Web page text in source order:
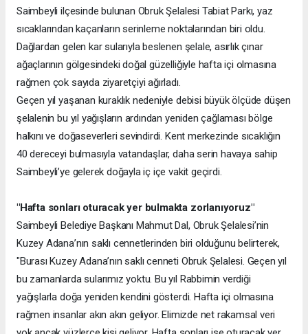
Saimbeyli ilçesinde bulunan Obruk Şelalesi Tabiat Parkı, yaz
sıcaklarından kaçanların serinleme noktalarından biri oldu.
Dağlardan gelen kar sularıyla beslenen şelale, asırlık çınar
ağaçlarının gölgesindeki doğal güzelliğiyle hafta içi olmasına
rağmen çok sayıda ziyaretçiyi ağırladı.
Geçen yıl yaşanan kuraklık nedeniyle debisi büyük ölçüde düşen
şelalenin bu yıl yağışların ardından yeniden çağlaması bölge
halkını ve doğaseverleri sevindirdi. Kent merkezinde sıcaklığın
40 dereceyi bulmasıyla vatandaşlar, daha serin havaya sahip
Saimbeyli’ye gelerek doğayla iç içe vakit geçirdi.
"Hafta sonları oturacak yer bulmakta zorlanıyoruz"
Saimbeyli Belediye Başkanı Mahmut Dal, Obruk Şelalesi’nin
Kuzey Adana’nın saklı cennetlerinden biri olduğunu belirterek,
"Burası Kuzey Adana’nın saklı cenneti Obruk Şelalesi. Geçen yıl
bu zamanlarda sularımız yoktu. Bu yıl Rabbimin verdiği
yağışlarla doğa yeniden kendini gösterdi. Hafta içi olmasına
rağmen insanlar akın akın geliyor. Elimizde net rakamsal veri